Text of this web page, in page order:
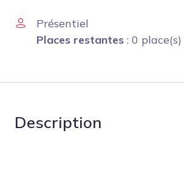
Présentiel
Places restantes : 0 place(s)
Description